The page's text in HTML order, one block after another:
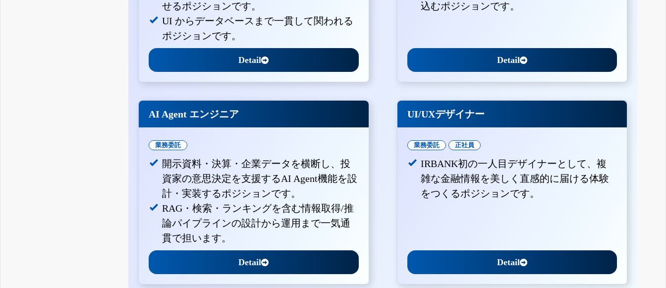
せるポジションです。
UI からデータベースまで一貫して関われる
ポジションです。
Detail
込むポジションです。
Detail
AI Agent エンジニア
業務委託
開示資料・決算・企業データを横断し、投
資家の意思決定を支援するAI Agent機能を設
計・実装するポジションです。
RAG・検索・ランキングを含む情報取得/推
論パイプラインの設計から運用まで一気通
貫で担います。
Detail
UI/UXデザイナー
業務委託 正社員
IRBANK初の一人目デザイナーとして、複
雑な金融情報を美しく直感的に届ける体験
をつくるポジションです。
Detail